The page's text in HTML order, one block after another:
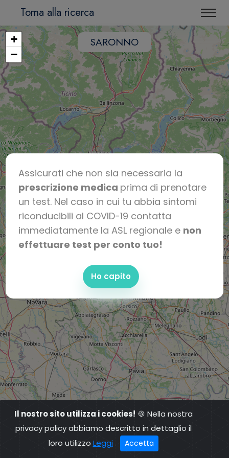
Assicurati che non sia necessaria la
prescrizione medica prima di prenotare
un test. Nel caso in cui tu abbia sintomi
riconducibili al COVID-19 contatta
immediatamente la ASL regionale e non
effettuare test per conto tuo!
Ho capito
Torna alla ricerca
SARONNO
+
−
Il nostro sito utilizza i cookies! 🍪 Nella nostra
privacy policy abbiamo descritto in dettaglio il
loro utilizzo Leggi Accetta